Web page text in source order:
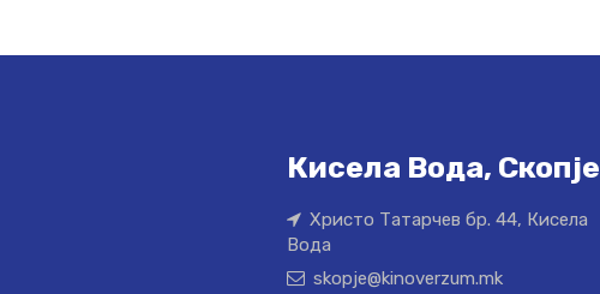
Кисела Вода, Скопје
Христо Татарчев бр. 44, Кисела
Вода
skopje@kinoverzum.mk